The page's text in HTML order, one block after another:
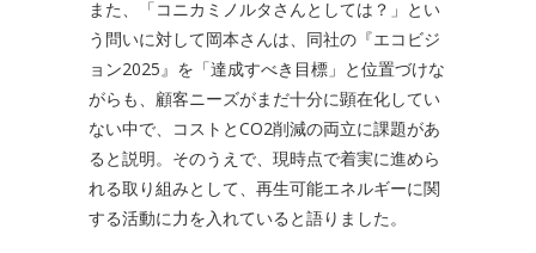
また、「コニカミノルタさんとしては？」とい
う問いに対して岡本さんは、同社の『エコビジ
ョン2025』を「達成すべき目標」と位置づけな
がらも、顧客ニーズがまだ十分に顕在化してい
ない中で、コストとCO2削減の両立に課題があ
ると説明。そのうえで、現時点で着実に進めら
れる取り組みとして、再生可能エネルギーに関
する活動に力を入れていると語りました。